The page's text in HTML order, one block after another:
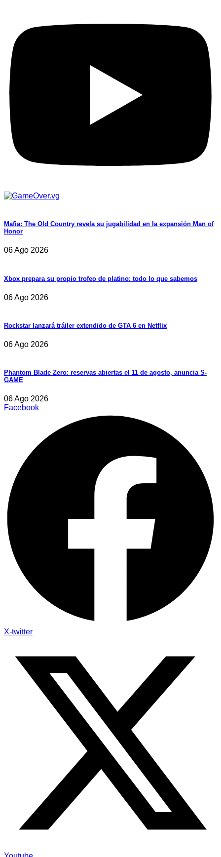
Mafia: The Old Country revela su jugabilidad en la expansión Man of
Honor
06 Ago 2026
Xbox prepara su propio trofeo de platino: todo lo que sabemos
06 Ago 2026
Rockstar lanzará tráiler extendido de GTA 6 en Netflix
06 Ago 2026
Phantom Blade Zero: reservas abiertas el 11 de agosto, anuncia S-
GAME
06 Ago 2026
Facebook
X-twitter